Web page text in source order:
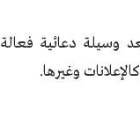
وسيلة دعائية فعالة
وغيرها.